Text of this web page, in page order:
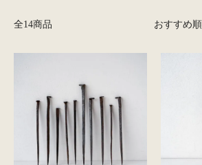
全14商品 おすすめ順